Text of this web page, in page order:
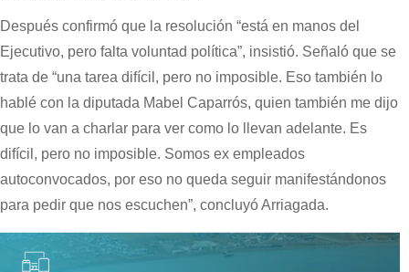
Después confirmó que la resolución “está en manos del
Ejecutivo, pero falta voluntad política”, insistió. Señaló que se
trata de “una tarea difícil, pero no imposible. Eso también lo
hablé con la diputada Mabel Caparrós, quien también me dijo
que lo van a charlar para ver como lo llevan adelante. Es
difícil, pero no imposible. Somos ex empleados
autoconvocados, por eso no queda seguir manifestándonos
para pedir que nos escuchen”, concluyó Arriagada.